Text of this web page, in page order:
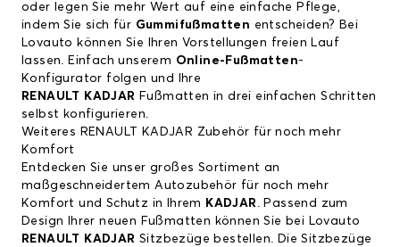
oder legen Sie mehr Wert auf eine einfache Pflege,
indem Sie sich für Gummifußmatten entscheiden? Bei
Lovauto können Sie Ihren Vorstellungen freien Lauf
lassen. Einfach unserem Online-Fußmatten-
Konfigurator folgen und Ihre
RENAULT KADJAR Fußmatten in drei einfachen Schritten
selbst konfigurieren.
Weiteres RENAULT KADJAR Zubehör für noch mehr
Komfort
Entdecken Sie unser großes Sortiment an
maßgeschneidertem Autozubehör für noch mehr
Komfort und Schutz in Ihrem KADJAR. Passend zum
Design Ihrer neuen Fußmatten können Sie bei Lovauto
RENAULT KADJAR Sitzbezüge bestellen. Die Sitzbezüge